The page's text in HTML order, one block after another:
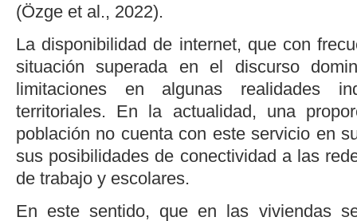
(Özge et al., 2022).
La disponibilidad de internet, que con
situación superada en el discurso
limitaciones en algunas realidades
territoriales. En la actualidad, una
población no cuenta con este servicio en
sus posibilidades de conectividad a las
de trabajo y escolares.
En este sentido, que en las viviendas